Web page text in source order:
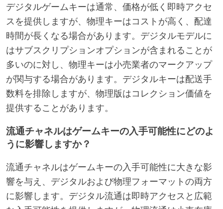
デジタルゲームキーは通常、価格が低く即時アクセ
スを提供しますが、物理キーはコストが高く、配達
時間が長くなる場合があります。デジタルモデルに
はサブスクリプションオプションが含まれることが
多いのに対し、物理キーは小売業者のマークアップ
が関与する場合があります。デジタルキーは配送手
数料を排除しますが、物理版はコレクション価値を
提供することがあります。
流通チャネルはゲームキーの入手可能性にどのよ
うに影響しますか？
流通チャネルはゲームキーの入手可能性に大きな影
響を与え、デジタルおよび物理フォーマットの両方
に影響します。デジタル流通は即時アクセスと広範